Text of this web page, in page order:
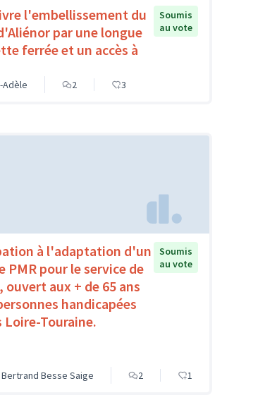
l'embellissement du
par une longue
ferrée et un accès à
Soumis
au vote
Adèle 2 3
à l'adaptation d'un
PMR pour le service de
ouvert aux + de 65 ans
handicapées
Loire-Touraine.
Soumis
au vote
Bertrand Besse Saige 2 1